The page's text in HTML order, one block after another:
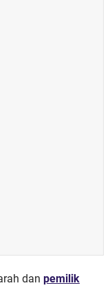
dan pemilik